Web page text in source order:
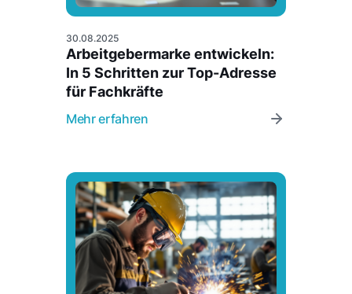
30.08.2025
Arbeitgebermarke entwickeln:
In 5 Schritten zur Top-Adresse
für Fachkräfte
Mehr erfahren